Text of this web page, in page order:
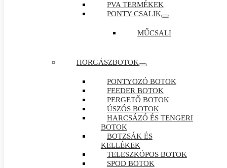
PVA TERMÉKEK
PONTY CSALIK
MŰCSALI
HORGÁSZBOTOK
PONTYOZÓ BOTOK
FEEDER BOTOK
PERGETŐ BOTOK
ÚSZÓS BOTOK
HARCSÁZÓ ÉS TENGERI
BOTOK
BOTZSÁK ÉS
KELLÉKEK
TELESZKÓPOS BOTOK
SPOD BOTOK